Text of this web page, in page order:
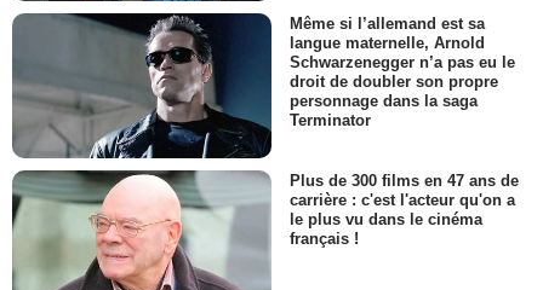
Même si l’allemand est sa
langue maternelle, Arnold
Schwarzenegger n’a pas eu le
droit de doubler son propre
personnage dans la saga
Terminator
Plus de 300 films en 47 ans de
carrière : c'est l'acteur qu'on a
le plus vu dans le cinéma
français !